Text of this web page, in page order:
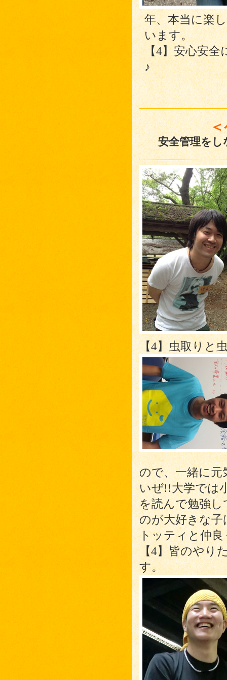
年、本当に楽
います。
【4】安心安全
♪
安全管理を
【4】虫取りと
ので、一緒に
いぜ!!大学では
を読んで勉強
のが大好きな
トッティと仲良
【4】皆のやり
す。